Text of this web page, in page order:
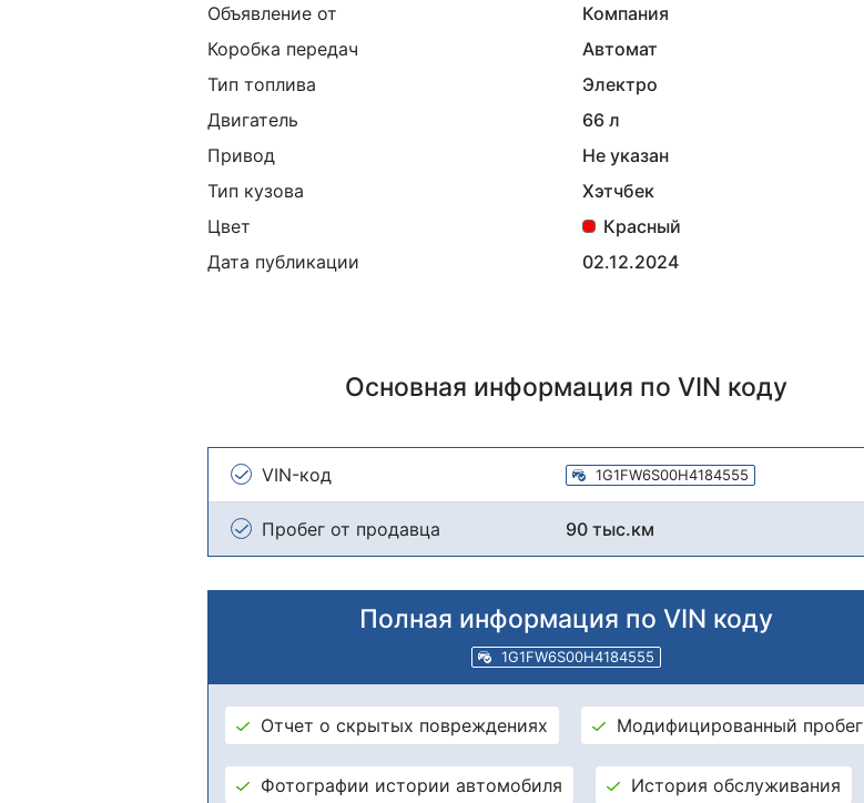
Объявление от
Компания
Коробка передач
Автомат
Тип топлива
Электро
Двигатель
66 л
Привод
Не указан
Тип кузова
Хэтчбек
Цвет
Красный
Дата публикации
02.12.2024
Основная информация по VIN коду
VIN-код 1G1FW6S00H4184555
Пробег от продавца 90 тыс.км
Полная информация по VIN коду
1G1FW6S00H4184555
Отчет о скрытых повреждениях Модифицированный пробег
Фотографии истории автомобиля История обслуживания